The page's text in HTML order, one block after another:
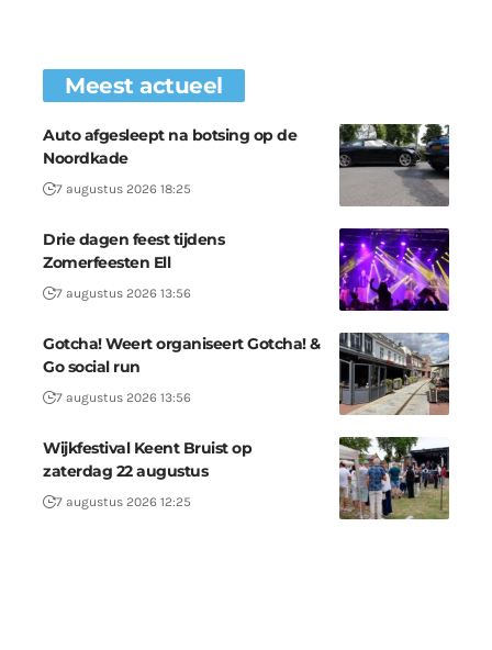
Meest actueel
Auto afgesleept na botsing op de
Noordkade
7 augustus 2026 18:25
Drie dagen feest tijdens
Zomerfeesten Ell
7 augustus 2026 13:56
Gotcha! Weert organiseert Gotcha! &
Go social run
7 augustus 2026 13:56
Wijkfestival Keent Bruist op
zaterdag 22 augustus
7 augustus 2026 12:25